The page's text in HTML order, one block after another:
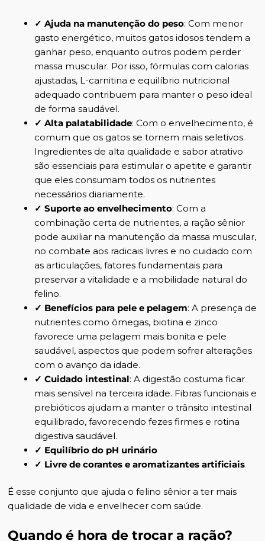
✓ Ajuda na manutenção do peso: Com menor
gasto energético, muitos gatos idosos tendem a
ganhar peso, enquanto outros podem perder
massa muscular. Por isso, fórmulas com calorias
ajustadas, L-carnitina e equilíbrio nutricional
adequado contribuem para manter o peso ideal
de forma saudável.
✓ Alta palatabilidade: Com o envelhecimento, é
comum que os gatos se tornem mais seletivos.
Ingredientes de alta qualidade e sabor atrativo
são essenciais para estimular o apetite e garantir
que eles consumam todos os nutrientes
necessários diariamente.
✓ Suporte ao envelhecimento: Com a
combinação certa de nutrientes, a ração sênior
pode auxiliar na manutenção da massa muscular,
no combate aos radicais livres e no cuidado com
as articulações, fatores fundamentais para
preservar a vitalidade e a mobilidade natural do
felino.
✓ Benefícios para pele e pelagem: A presença de
nutrientes como ômegas, biotina e zinco
favorece uma pelagem mais bonita e pele
saudável, aspectos que podem sofrer alterações
com o avanço da idade.
✓ Cuidado intestinal: A digestão costuma ficar
mais sensível na terceira idade. Fibras funcionais e
prebióticos ajudam a manter o trânsito intestinal
equilibrado, favorecendo fezes firmes e rotina
digestiva saudável.
✓ Equilíbrio do pH urinário
✓ Livre de corantes e aromatizantes artificiais
É esse conjunto que ajuda o felino sênior a ter mais
qualidade de vida e envelhecer com saúde.
Quando é hora de trocar a ração?